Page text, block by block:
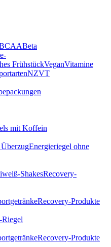
Beta
FrühstückVeganVitamine
NZVT
mit Koffein
Energieriegel ohne
ShakesRecovery-
Recovery-Produkte
Recovery-Produkte